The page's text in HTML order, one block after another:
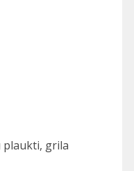
plaukti, grila